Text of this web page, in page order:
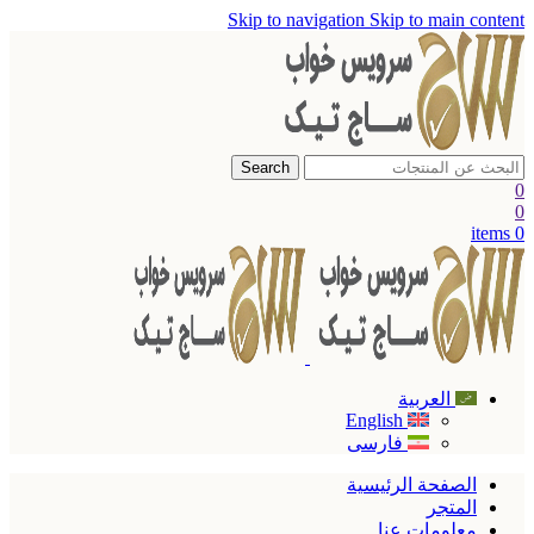
Skip to navigation Skip to main content
Search
0
0
0
items
العربية
English
فارسی
الصفحة الرئيسية
المتجر
معلومات عنا